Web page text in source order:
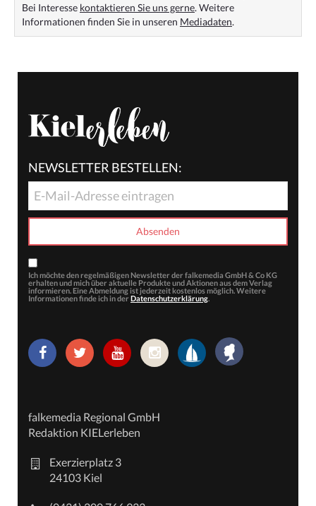
Bei Interesse kontaktieren Sie uns gerne. Weitere
Informationen finden Sie in unseren Mediadaten.
NEWSLETTER BESTELLEN:
Ich möchte den regelmäßigen Newsletter der falkemedia GmbH & Co KG
erhalten und mich über aktuelle Produkte und Aktionen aus dem Verlag
informieren. Eine Abmeldung ist jederzeit kostenlos möglich. Weitere
Informationen finde ich in der Datenschutzerklärung.
falkemedia Regional GmbH
Redaktion KIELerleben
Exerzierplatz 3
24103 Kiel